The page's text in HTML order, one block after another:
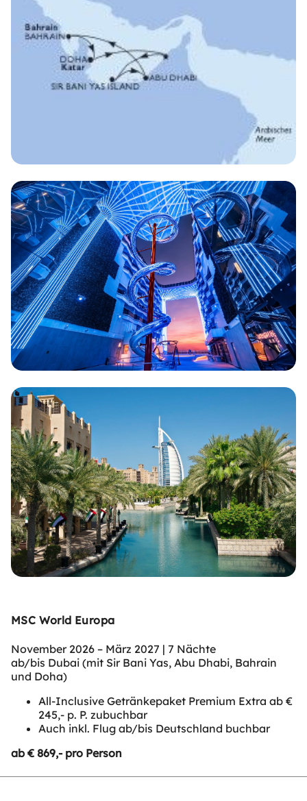
MSC World Europa
November 2026 – März 2027 | 7 Nächte
ab/bis Dubai (mit Sir Bani Yas, Abu Dhabi, Bahrain
und Doha)
All-Inclusive Getränkepaket Premium Extra ab €
245,- p. P. zubuchbar
Auch inkl. Flug ab/bis Deutschland buchbar
ab € 869,- pro Person